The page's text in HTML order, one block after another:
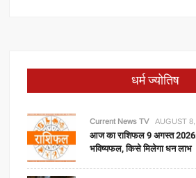
धर्म ज्योतिष
Current News TV AUGUST
आज का राशिफल 9 अगस्त
भविष्यफल, किसे मिलेगा धन लाभ